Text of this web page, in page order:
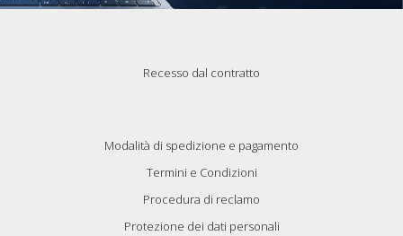
Recesso dal contratto
Modalità di spedizione e pagamento
Termini e Condizioni
Procedura di reclamo
Protezione dei dati personali